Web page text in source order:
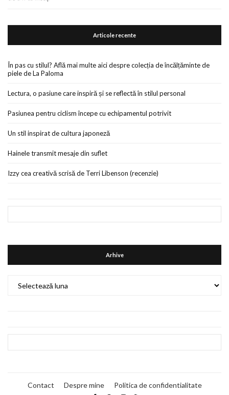
Articole recente
În pas cu stilul? Află mai multe aici despre colecția de încălțăminte de
piele de La Paloma
Lectura, o pasiune care inspiră și se reflectă în stilul personal
Pasiunea pentru ciclism începe cu echipamentul potrivit
Un stil inspirat de cultura japoneză
Hainele transmit mesaje din suflet
Izzy cea creativă scrisă de Terri Libenson (recenzie)
Arhive
Contact Despre mine Politica de confidentialitate